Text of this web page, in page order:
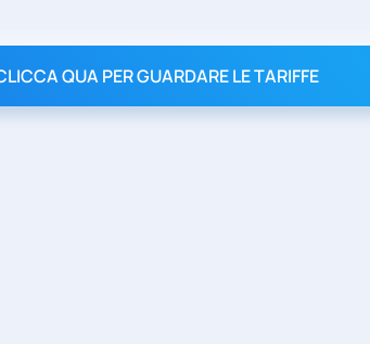
QUA PER GUARDARE LE TARIFFE